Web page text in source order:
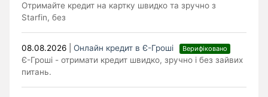
Отримайте кредит на картку швидко та зручно з
Starfin, без
08.08.2026 |Онлайн кредит в Є-Гроші Верифіковано
Є-Гроші - отримати кредит швидко, зручно і без зайвих
питань.